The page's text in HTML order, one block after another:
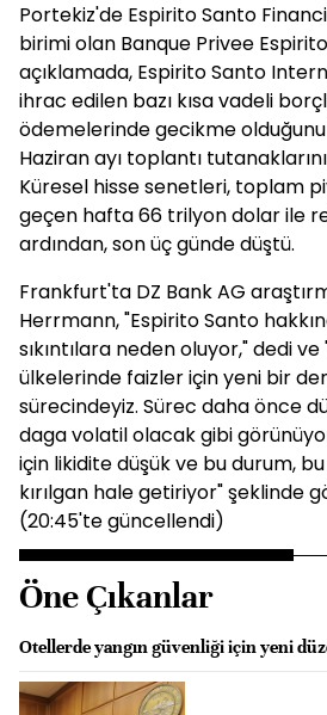
Portekiz'de Espirito Santo
birimi olan Banque Privee
açıklamada, Espirito Santo
ihrac edilen bazı kısa vadeli
ödemelerinde gecikme
Haziran ayı toplantı
Küresel hisse senetleri, toplam
geçen hafta 66 trilyon dolar ile
ardından, son üç günde düştü.
Frankfurt'ta DZ Bank AG
Herrmann, "Espirito Santo
sıkıntılara neden oluyor," dedi
ülkelerinde faizler için yeni bir
sürecindeyiz. Sürec daha önce
daga volatil olacak gibi
için likidite düşük ve bu durum,
kırılgan hale getiriyor" şeklinde
(20:45'te güncellendi)
Öne Çıkanlar
Otellerde yangın güvenliği için yeni